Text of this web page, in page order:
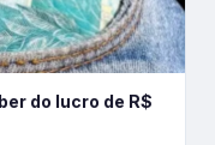
do lucro de R$